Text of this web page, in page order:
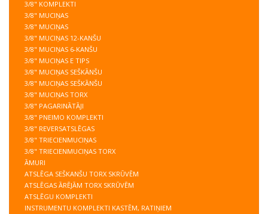
3/8" KOMPLEKTI
3/8" MUCIŅAS
3/8" MUCIŅAS
3/8" MUCIŅAS 12-KANŠU
3/8" MUCIŅAS 6-KANŠU
3/8" MUCIŅAS E TIPS
3/8" MUCIŅAS SEŠKĀNŠU
3/8" MUCIŅAS SEŠKĀNŠU
3/8" MUCIŅAS TORX
3/8" PAGARINĀTĀJI
3/8" PNEIMO KOMPLEKTI
3/8" REVERSATSLĒGAS
3/8" TRIECIENMUCIŅAS
3/8" TRIECIENMUCIŅAS TORX
ĀMURI
ATSLĒGA SEŠKANŠU TORX SKRŪVĒM
ATSLĒGAS ĀRĒJĀM TORX SKRŪVĒM
ATSLĒGU KOMPLEKTI
INSTRUMENTU KOMPLEKTI KASTĒM, RATIŅIEM